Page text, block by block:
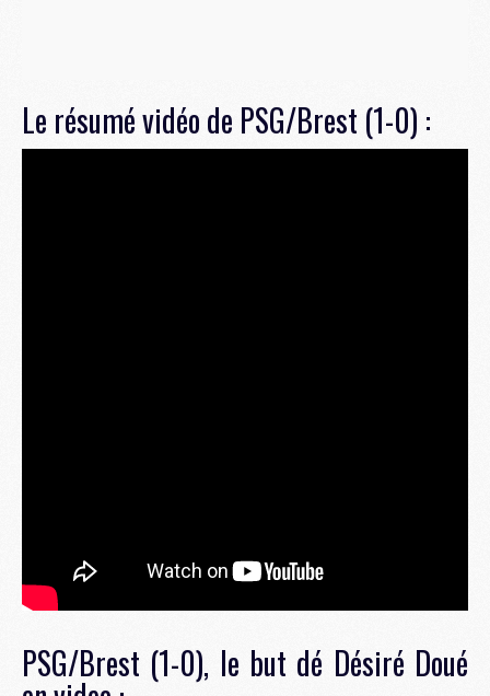
Le résumé vidéo de PSG/Brest (1-0) :
PSG/Brest (1-0), le but dé Désiré Doué